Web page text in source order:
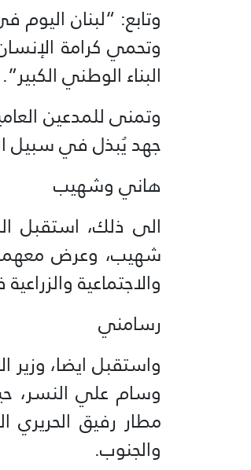
وتابع: “لبنان
وتحمي كرامة
البناء الوطني الكبير”.
وتمنى للمدعين
جهد يُبذل في سبيل
هاني وشهيب
الى ذلك، استقبل
شهيب، وعرض معهما
والاجتماعية
رسامني
واستقبل ايضا، وزير
وسام علي النسر،
مطار رفيق
والجنوب.